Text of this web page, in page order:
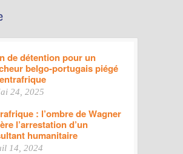
de détention pour un
belgo-portugais piégé
24, 2025
: l’ombre de Wagner
l’arrestation d’un
humanitaire
14, 2024